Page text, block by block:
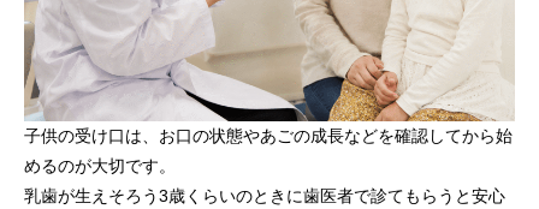
子供の受け口は、お口の状態やあごの成長などを確認してから始
めるのが大切です。
乳歯が生えそろう3歳くらいのときに歯医者で診てもらうと安心